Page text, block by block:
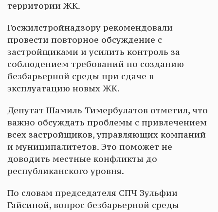
территории ЖК.
Госжилстройнадзору рекомендовали
провести повторное обсуждение с
застройщиками и усилить контроль за
соблюдением требований по созданию
безбарьерной среды при сдаче в
эксплуатацию новых ЖК.
Депутат Шамиль Тимербулатов отметил, что
важно обсуждать проблемы с привлечением
всех застройщиков, управляющих компаний
и муниципалитетов. Это поможет не
доводить местные конфликты до
республиканского уровня.
По словам председателя СПЧ Зульфии
Гайсиной, вопрос безбарьерной среды